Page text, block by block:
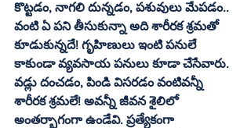
కొట్టడం, నాగలి దున్నడం, పశువులు మేపడం..
వంటి ఏ పని తీసుకున్నా అది శారీరక శ్రమతో
కూడుకున్నదే! గృహిణులు ఇంటి పనులే
కాకుండా వ్యవసాయ పనులు కూడా చేసేవారు.
వడ్లు దంచడం, పిండి విసరడం వంటివన్నీ
శారీరక శ్రమలే! అవన్నీ జీవన శైలిలో
అంతర్భాగంగా ఉండేవి. ప్రత్యేకంగా